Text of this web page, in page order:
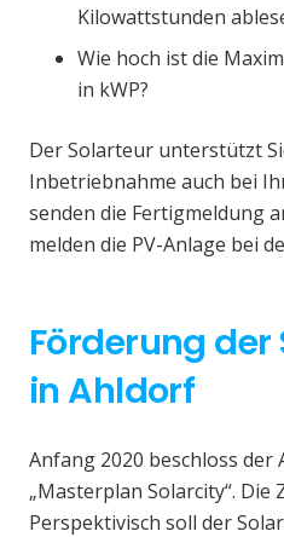
Kilowattstunden
Wie hoch ist die
in kWP?
Der Solarteur unterstützt
Inbetriebnahme auch bei
senden die Fertigmeldung
melden die PV-Anlage bei
Förderung
in Ahldorf
Anfang 2020 beschloss der
„Masterplan Solarcity“. Die
Perspektivisch soll der